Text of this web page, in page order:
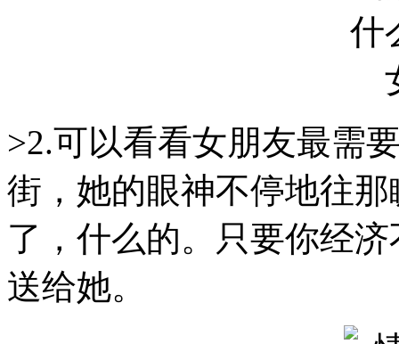
>2.可以看看女朋友最需
街，她的眼神不停地往
了，什么的。只要你经
送给她。